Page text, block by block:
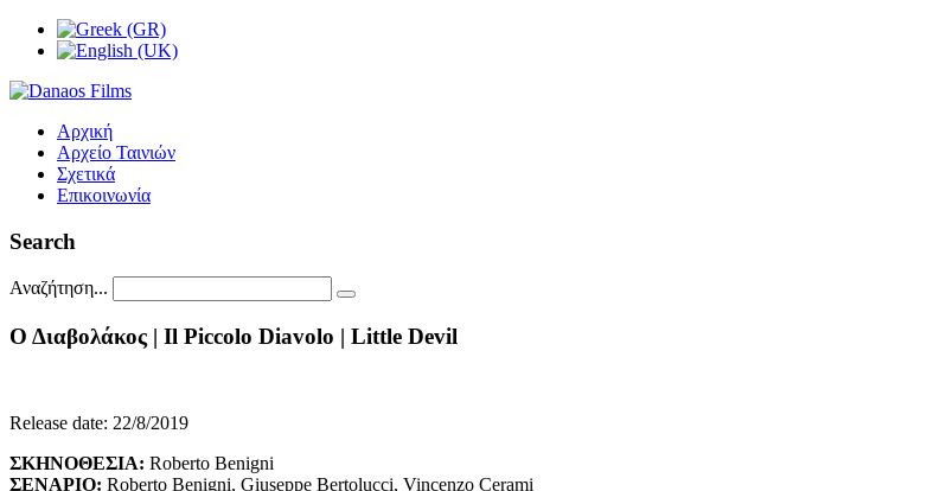
Αρχική
Αρχείο Ταινιών
Σχετικά
Επικοινωνία
Search
Αναζήτηση...
Ο Διαβολάκος | Il Piccolo Diavolo | Little Devil
Release date: 22/8/2019
ΣΚΗΝΟΘΕΣΙΑ: Roberto Benigni
ΣΕΝΑΡΙΟ: Roberto Benigni, Giuseppe Bertolucci, Vincenzo Cerami